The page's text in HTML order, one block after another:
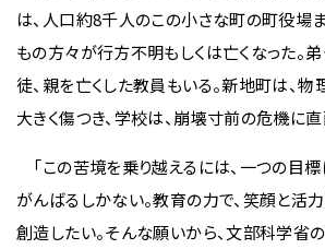
は、人口約8千人のこの小さな町の町役場ま
もの方々が行方不明もしくは亡くなった。
徒、親を亡くした教員もいる。新地町は、
大きく傷つき、学校は、崩壊寸前の危機に直
「この苦境を乗り越えるには、一つの目標
がんばるしかない。教育の力で、笑顔と活
創造したい。そんな願いから、文部科学省